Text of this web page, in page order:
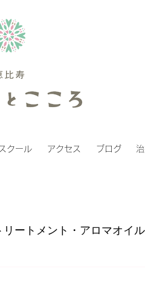
スクール アクセス ブログ
リートメント・アロマオイ